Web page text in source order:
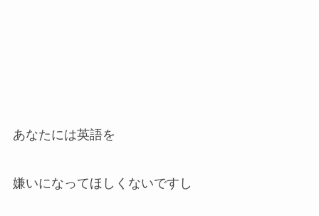
あなたには英語を
嫌いになってほしくないですし